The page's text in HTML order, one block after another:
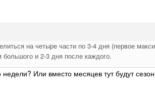
на четыре части по 3-4 дня (первое
и 2-3 дня после каждого.
Или вместо месяцев тут будут